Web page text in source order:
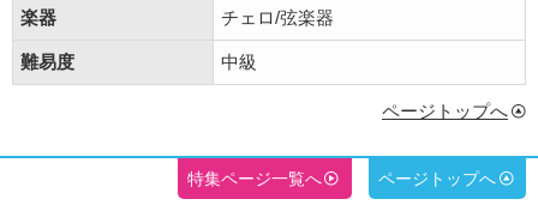
楽器 チェロ/弦楽器
難易度 中級
ページトップへ
特集ページ一覧へ ページトップへ